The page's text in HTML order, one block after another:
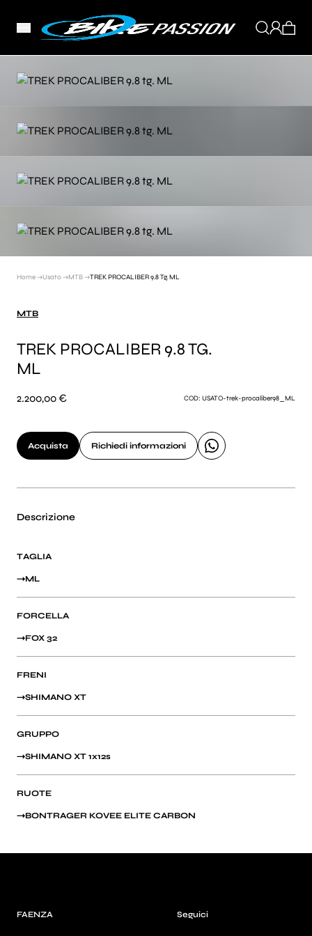
Home →Usato →MTB →TREK PROCALIBER 9.8 Tg. ML
MTB
TREK PROCALIBER 9.8 TG.
ML
2.200,00 € COD: USATO-trek-procaliber98_ML
Acquista Richiedi informazioni
Descrizione
TAGLIA
ML
FORCELLA
FOX 32
FRENI
SHIMANO XT
GRUPPO
SHIMANO XT 1x12s
RUOTE
BONTRAGER KOVEE ELITE CARBON
FAENZA Seguici